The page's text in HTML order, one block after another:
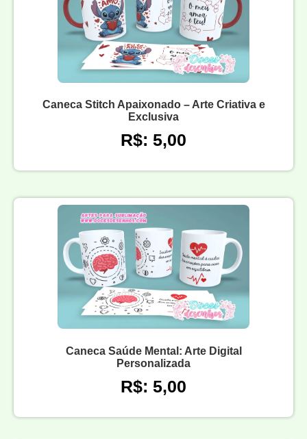
Caneca Stitch Apaixonado – Arte Criativa e
Exclusiva
R$: 5,00
Caneca Saúde Mental: Arte Digital
Personalizada
R$: 5,00